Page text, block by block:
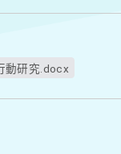
動研究.docx